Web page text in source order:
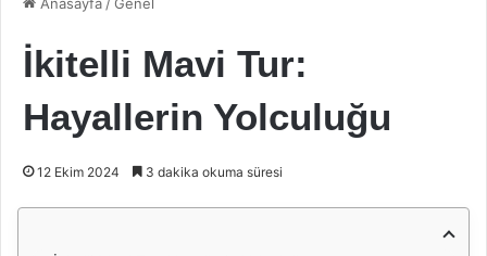
İkitelli Mavi Tur:
Hayallerin Yolculuğu
12 Ekim 2024 3 dakika okuma süresi